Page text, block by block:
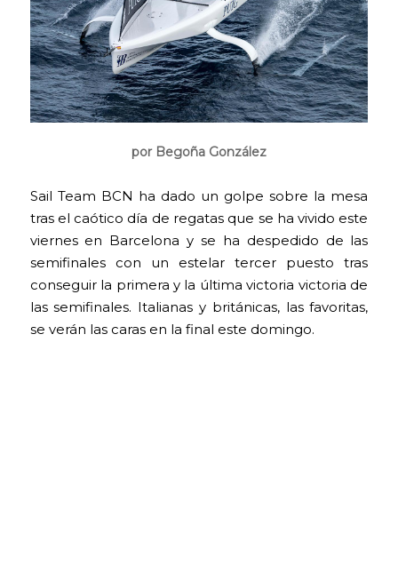
por Begoña González
Sail Team BCN ha dado un golpe sobre la mesa
tras el caótico día de regatas que se ha vivido este
viernes en Barcelona y se ha despedido de las
semifinales con un estelar tercer puesto tras
conseguir la primera y la última victoria victoria de
las semifinales. Italianas y británicas, las favoritas,
se verán las caras en la final este domingo.